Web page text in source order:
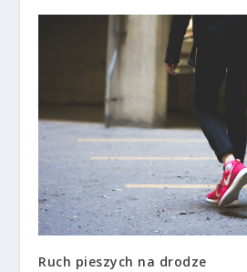
Ruch pieszych na drodze